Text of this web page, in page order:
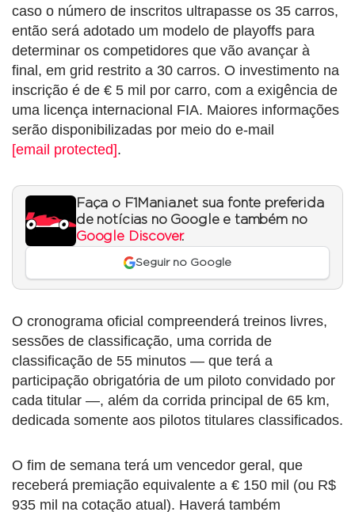
caso o número de inscritos ultrapasse os 35 carros,
então será adotado um modelo de playoffs para
determinar os competidores que vão avançar à
final, em grid restrito a 30 carros. O investimento na
inscrição é de € 5 mil por carro, com a exigência de
uma licença internacional FIA. Maiores informações
serão disponibilizadas por meio do e-mail
[email protected].
Faça o F1Mania.net sua fonte preferida
de notícias no Google e também no
Google Discover.
Seguir no Google
O cronograma oficial compreenderá treinos livres,
sessões de classificação, uma corrida de
classificação de 55 minutos — que terá a
participação obrigatória de um piloto convidado por
cada titular —, além da corrida principal de 65 km,
dedicada somente aos pilotos titulares classificados.
O fim de semana terá um vencedor geral, que
receberá premiação equivalente a € 150 mil (ou R$
935 mil na cotação atual). Haverá também